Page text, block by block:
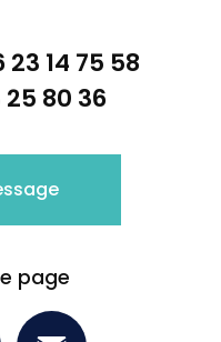
23 14 75 58
25 80 36
page